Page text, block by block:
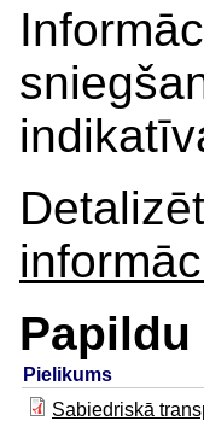
Pielikums
Sabiedriskā